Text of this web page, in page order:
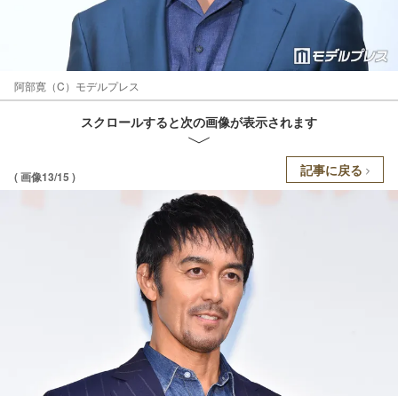
阿部寛（C）モデルプレス
スクロールすると次の画像が表示されます
( 画像13/15 ) 記事に戻る